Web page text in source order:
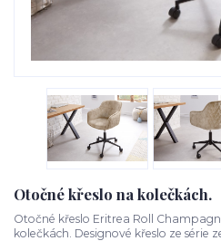
Otočné křeslo na kolečkách.
Otočné křeslo Eritrea Roll
kolečkách. Designové křeslo ze série